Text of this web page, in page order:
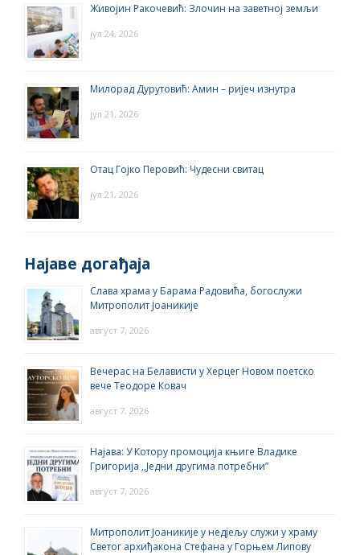
Живојин Ракочевић: Злочин на заветној земљи
јул 24, 2026
Милорад Дурутовић: Амин – ријеч изнутра
јул 21, 2026
Отац Гојко Перовић: Чудесни свитац
јул 21, 2026
Најаве догађаја
Слава храма у Барама Радовића, богослужи
Митрополит Јоаникије
август 7, 2026
Вечерас на Белависти у Херцег Новом поетско
вече Теодоре Ковач
август 7, 2026
Најава: У Котору промоција књиге Владике
Григорија ,,Једни другима потребни”
август 7, 2026
Митрополит Јоаникије у недјељу служи у храму
Светог архиђакона Стефана у Горњем Липову